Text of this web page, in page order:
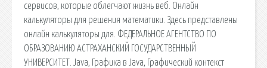
сервисов, которые облегчают жизнь веб. Онлайн
калькуляторы для решения математики. Здесь представлены
онлайн калькуляторы для. ФЕДЕРАЛЬНОЕ АГЕНТСТВО ПО
ОБРАЗОВАНИЮ АСТРАХАНСКИЙ ГОСУДАРСТВЕННЫЙ
УНИВЕРСИТЕТ. Java, Графика в Java, Графический контекст